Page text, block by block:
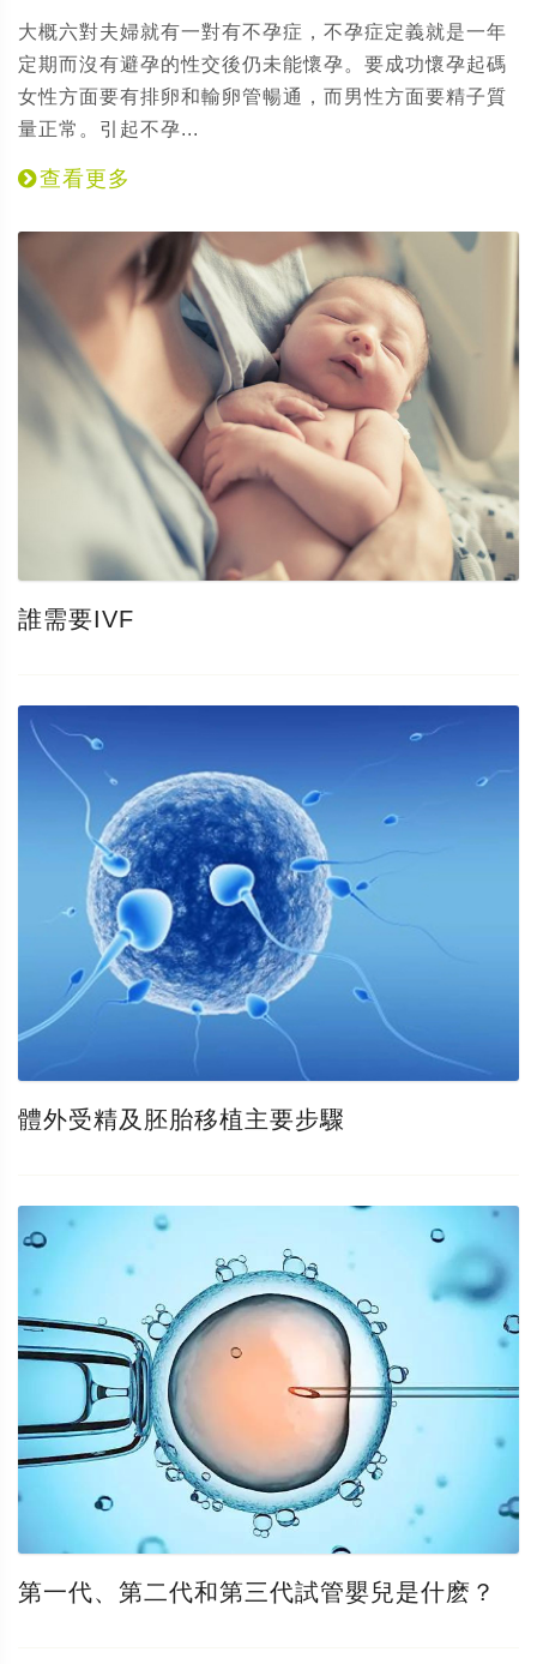
大概六對夫婦就有一對有不孕症，不孕症定義就是一年
定期而沒有避孕的性交後仍未能懷孕。要成功懷孕起碼
女性方面要有排卵和輸卵管暢通，而男性方面要精子質
量正常。引起不孕...
查看更多
誰需要IVF
體外受精及胚胎移植主要步驟
第一代、第二代和第三代試管嬰兒是什麽？